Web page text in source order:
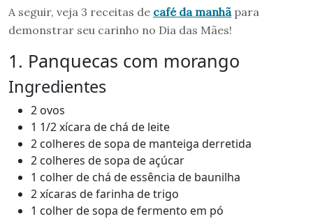
A seguir, veja 3 receitas de café da manhãpara
demonstrar seu carinho no Dia das Mães!
1. Panquecas com morango
Ingredientes
2 ovos
1 1/2 xícara de chá de leite
2 colheres de sopa de manteiga derretida
2 colheres de sopa de açúcar
1 colher de chá de essência de baunilha
2 xícaras de farinha de trigo
1 colher de sopa de fermento em pó